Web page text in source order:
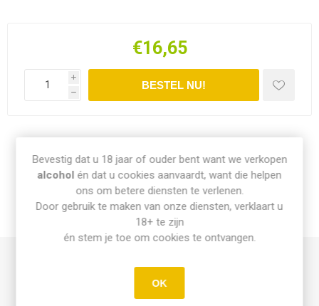
€16,65
i
h
INFO PICK-UP & LEVERING
Di t.e.m. Za: Vandaag besteld vóór 15u = vandaag af te halen
Bevestig dat u 18 jaar of ouder bent want we verkopen
alcohol én dat u cookies aanvaardt, want die helpen
ons om betere diensten te verlenen.
Door gebruik te maken van onze diensten, verklaart u
18+ te zijn
én stem je toe om cookies te ontvangen.
OK